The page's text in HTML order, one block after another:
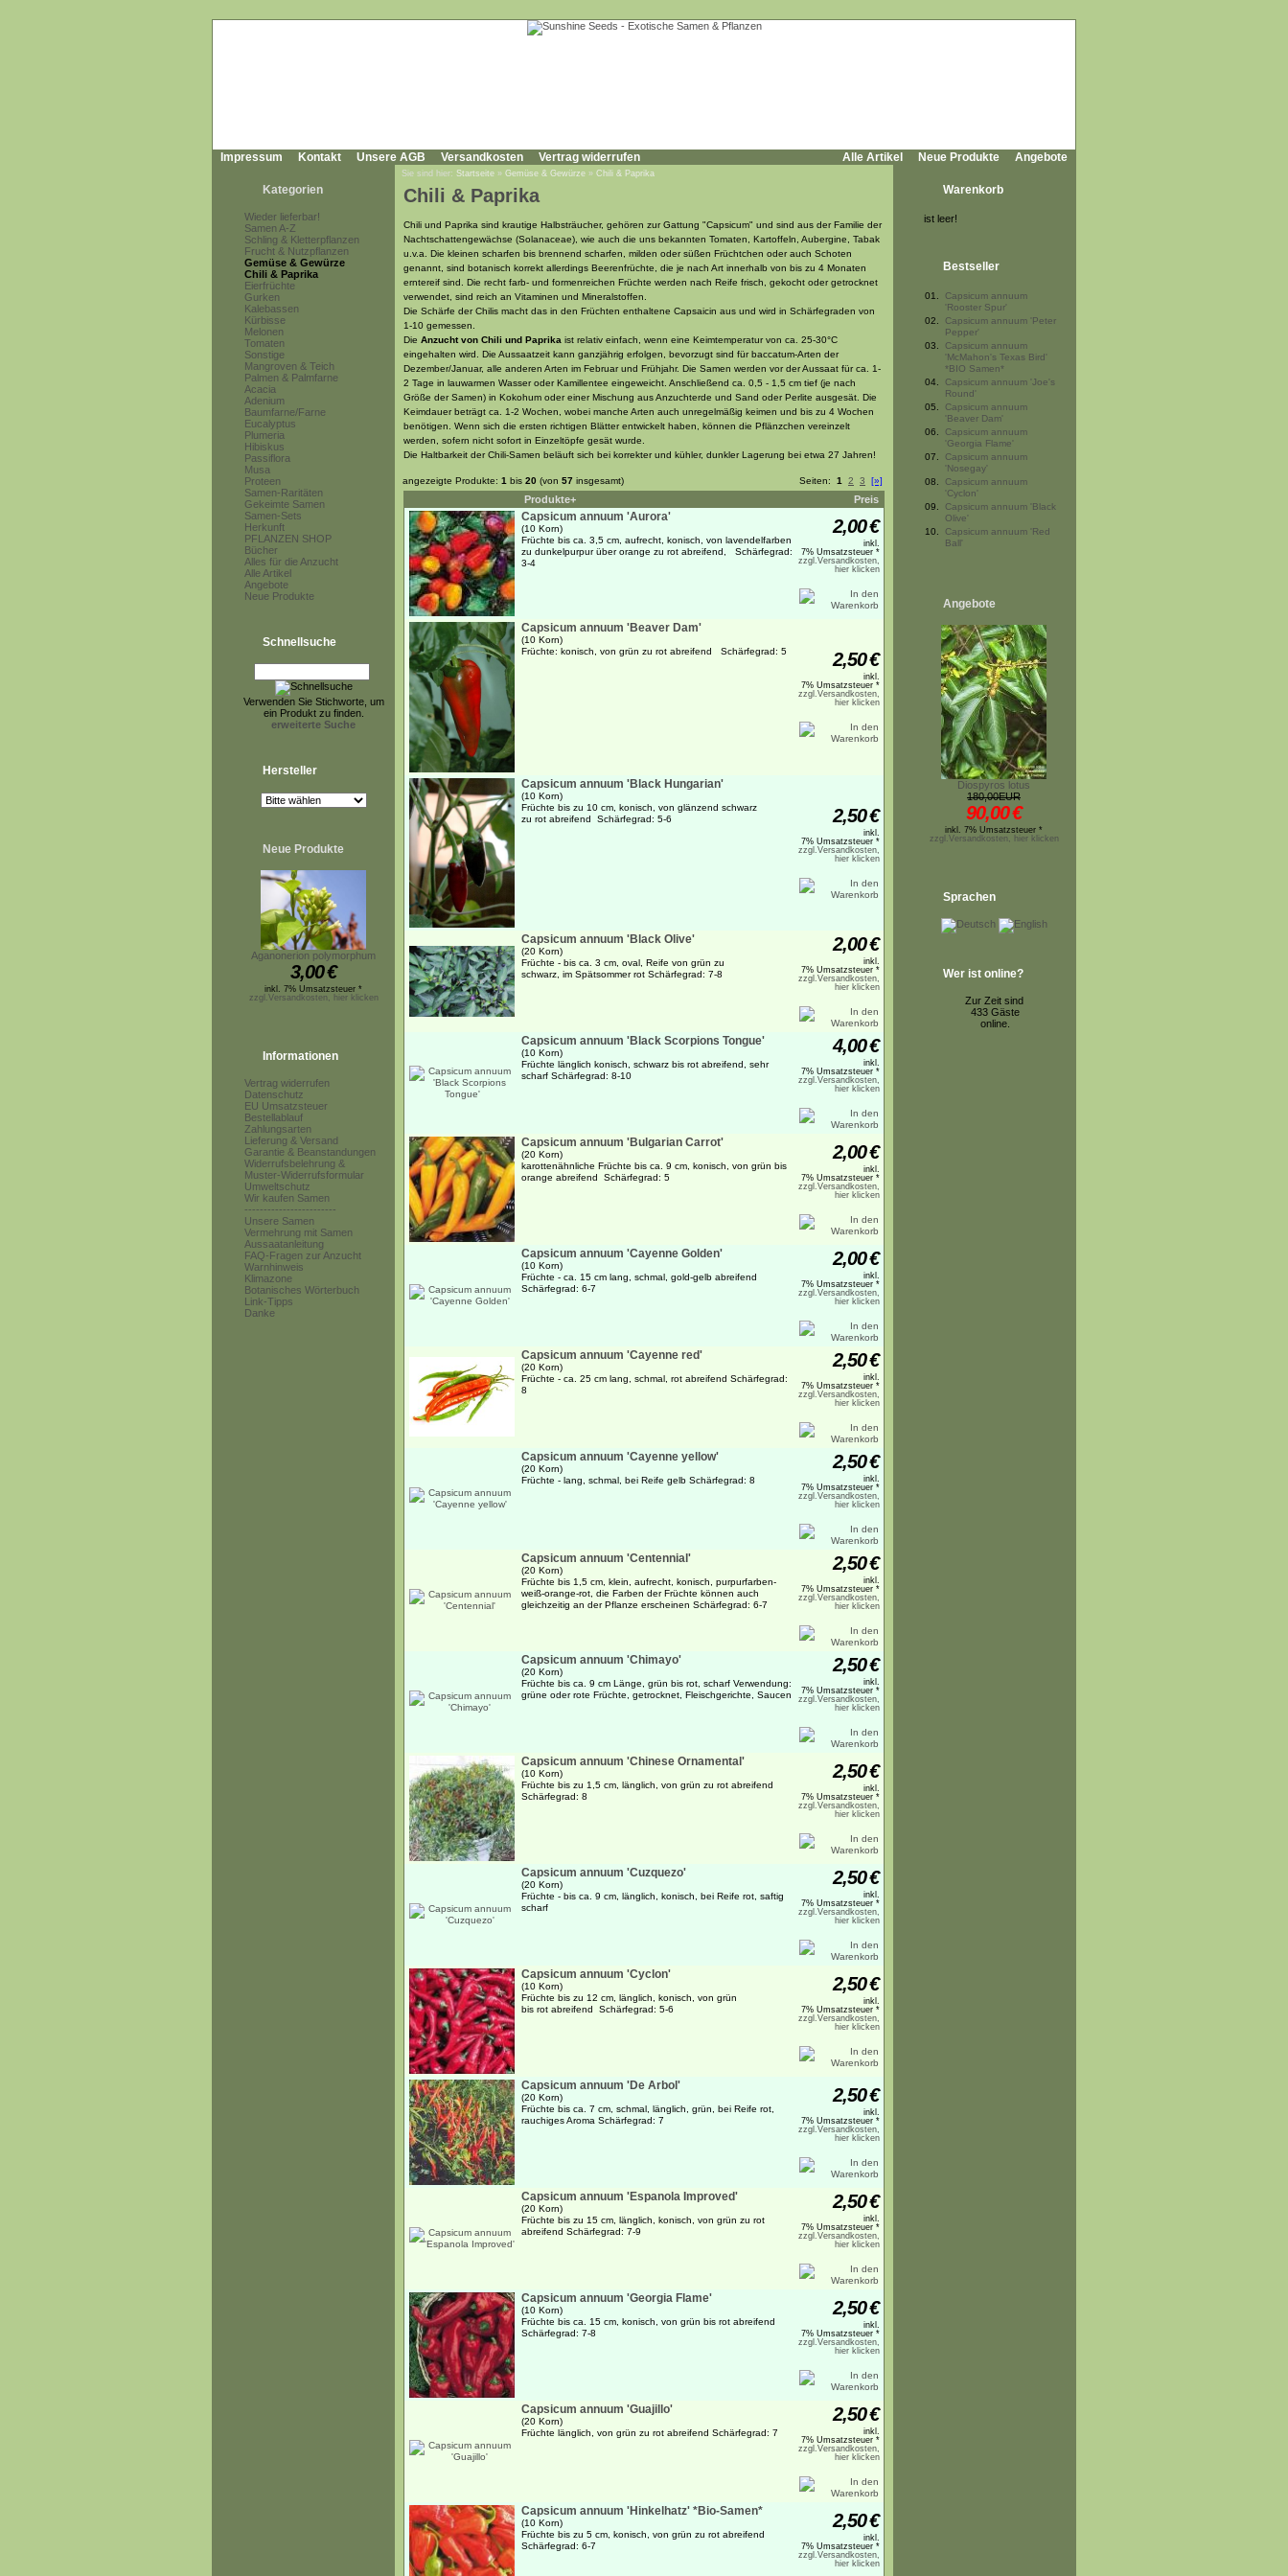
Impressum Kontakt Unsere AGB Versandkosten Vertrag widerrufen Alle Artikel Neue Produkte Angebote
Kategorien
Wieder lieferbar!
Samen A-Z
Schling & Kletterpflanzen
Frucht & Nutzpflanzen
Gemüse & Gewürze
Chili & Paprika
Eierfrüchte
Gurken
Kalebassen
Kürbisse
Melonen
Tomaten
Sonstige
Mangroven & Teich
Palmen & Palmfarne
Acacia
Adenium
Baumfarne/Farne
Eucalyptus
Plumeria
Hibiskus
Passiflora
Musa
Proteen
Samen-Raritäten
Gekeimte Samen
Samen-Sets
Herkunft
PFLANZEN SHOP
Bücher
Alles für die Anzucht
Alle Artikel
Angebote
Neue Produkte
Schnellsuche
Verwenden Sie Stichworte, um
ein Produkt zu finden.
erweiterte Suche
Hersteller
Neue Produkte
Aganonerion polymorphum
3,00€
inkl. 7% Umsatzsteuer *
zzgl.Versandkosten, hier klicken
Informationen
Vertrag widerrufen
Datenschutz
EU Umsatzsteuer
Bestellablauf
Zahlungsarten
Lieferung & Versand
Garantie & Beanstandungen
Widerrufsbelehrung &
Muster-Widerrufsformular
Umweltschutz
Wir kaufen Samen
------------------------
Unsere Samen
Vermehrung mit Samen
Aussaatanleitung
FAQ-Fragen zur Anzucht
Warnhinweis
Klimazone
Botanisches Wörterbuch
Link-Tipps
Danke
Sie sind hier: Startseite » Gemüse & Gewürze » Chili & Paprika
Chili & Paprika
Chili und Paprika sind krautige Halbsträucher, gehören zur Gattung "Capsicum" und sind aus der Familie der
Nachtschattengewächse (Solanaceae), wie auch die uns bekannten Tomaten, Kartoffeln, Aubergine, Tabak
u.v.a. Die kleinen scharfen bis brennend scharfen, milden oder süßen Früchtchen oder auch Schoten
genannt, sind botanisch korrekt allerdings Beerenfrüchte, die je nach Art innerhalb von bis zu 4 Monaten
erntereif sind. Die recht farb- und formenreichen Früchte werden nach Reife frisch, gekocht oder getrocknet
verwendet, sind reich an Vitaminen und Mineralstoffen.
Die Schärfe der Chilis macht das in den Früchten enthaltene Capsaicin aus und wird in Schärfegraden von
1-10 gemessen.
Die Anzucht von Chili und Paprika ist relativ einfach, wenn eine Keimtemperatur von ca. 25-30°C
eingehalten wird. Die Aussaatzeit kann ganzjährig erfolgen, bevorzugt sind für baccatum-Arten der
Dezember/Januar, alle anderen Arten im Februar und Frühjahr. Die Samen werden vor der Aussaat für ca. 1-
2 Tage in lauwarmen Wasser oder Kamillentee eingeweicht. Anschließend ca. 0,5 - 1,5 cm tief (je nach
Größe der Samen) in Kokohum oder einer Mischung aus Anzuchterde und Sand oder Perlite ausgesät. Die
Keimdauer beträgt ca. 1-2 Wochen, wobei manche Arten auch unregelmäßig keimen und bis zu 4 Wochen
benötigen. Wenn sich die ersten richtigen Blätter entwickelt haben, können die Pflänzchen vereinzelt
werden, sofern nicht sofort in Einzeltöpfe gesät wurde.
Die Haltbarkeit der Chili-Samen beläuft sich bei korrekter und kühler, dunkler Lagerung bei etwa 27 Jahren!
angezeigte Produkte: 1 bis 20 (von 57 insgesamt) Seiten: 1 2 3 [»]
Produkte+ Preis
Capsicum annuum 'Aurora'
(10 Korn)
Früchte bis ca. 3,5 cm, aufrecht, konisch, von lavendelfarben
zu dunkelpurpur über orange zu rot abreifend, Schärfegrad:
3-4
2,00€
inkl.
7% Umsatzsteuer *
zzgl.Versandkosten,
hier klicken
Capsicum annuum 'Beaver Dam'
(10 Korn)
Früchte: konisch, von grün zu rot abreifend Schärfegrad: 5
2,50€
inkl.
7% Umsatzsteuer *
zzgl.Versandkosten,
hier klicken
Capsicum annuum 'Black Hungarian'
(10 Korn)
Früchte bis zu 10 cm, konisch, von glänzend schwarz
zu rot abreifend Schärfegrad: 5-6
2,50€
inkl.
7% Umsatzsteuer *
zzgl.Versandkosten,
hier klicken
Capsicum annuum 'Black Olive'
(20 Korn)
Früchte - bis ca. 3 cm, oval, Reife von grün zu
schwarz, im Spätsommer rot Schärfegrad: 7-8
2,00€
inkl.
7% Umsatzsteuer *
zzgl.Versandkosten,
hier klicken
Capsicum annuum 'Black Scorpions Tongue'
(10 Korn)
Früchte länglich konisch, schwarz bis rot abreifend, sehr
scharf Schärfegrad: 8-10
4,00€
inkl.
7% Umsatzsteuer *
zzgl.Versandkosten,
hier klicken
Capsicum annuum 'Bulgarian Carrot'
(20 Korn)
karottenähnliche Früchte bis ca. 9 cm, konisch, von grün bis
orange abreifend Schärfegrad: 5
2,00€
inkl.
7% Umsatzsteuer *
zzgl.Versandkosten,
hier klicken
Capsicum annuum 'Cayenne Golden'
(10 Korn)
Früchte - ca. 15 cm lang, schmal, gold-gelb abreifend
Schärfegrad: 6-7
2,00€
inkl.
7% Umsatzsteuer *
zzgl.Versandkosten,
hier klicken
Capsicum annuum 'Cayenne red'
(20 Korn)
Früchte - ca. 25 cm lang, schmal, rot abreifend Schärfegrad:
8
2,50€
inkl.
7% Umsatzsteuer *
zzgl.Versandkosten,
hier klicken
Capsicum annuum 'Cayenne yellow'
(20 Korn)
Früchte - lang, schmal, bei Reife gelb Schärfegrad: 8
2,50€
inkl.
7% Umsatzsteuer *
zzgl.Versandkosten,
hier klicken
Capsicum annuum 'Centennial'
(20 Korn)
Früchte bis 1,5 cm, klein, aufrecht, konisch, purpurfarben-
weiß-orange-rot, die Farben der Früchte können auch
gleichzeitig an der Pflanze erscheinen Schärfegrad: 6-7
2,50€
inkl.
7% Umsatzsteuer *
zzgl.Versandkosten,
hier klicken
Capsicum annuum 'Chimayo'
(20 Korn)
Früchte bis ca. 9 cm Länge, grün bis rot, scharf Verwendung:
grüne oder rote Früchte, getrocknet, Fleischgerichte, Saucen
2,50€
inkl.
7% Umsatzsteuer *
zzgl.Versandkosten,
hier klicken
Capsicum annuum 'Chinese Ornamental'
(10 Korn)
Früchte bis zu 1,5 cm, länglich, von grün zu rot abreifend
Schärfegrad: 8
2,50€
inkl.
7% Umsatzsteuer *
zzgl.Versandkosten,
hier klicken
Capsicum annuum 'Cuzquezo'
(20 Korn)
Früchte - bis ca. 9 cm, länglich, konisch, bei Reife rot, saftig
scharf
2,50€
inkl.
7% Umsatzsteuer *
zzgl.Versandkosten,
hier klicken
Capsicum annuum 'Cyclon'
(10 Korn)
Früchte bis zu 12 cm, länglich, konisch, von grün
bis rot abreifend Schärfegrad: 5-6
2,50€
inkl.
7% Umsatzsteuer *
zzgl.Versandkosten,
hier klicken
Capsicum annuum 'De Arbol'
(20 Korn)
Früchte bis ca. 7 cm, schmal, länglich, grün, bei Reife rot,
rauchiges Aroma Schärfegrad: 7
2,50€
inkl.
7% Umsatzsteuer *
zzgl.Versandkosten,
hier klicken
Capsicum annuum 'Espanola Improved'
(20 Korn)
Früchte bis zu 15 cm, länglich, konisch, von grün zu rot
abreifend Schärfegrad: 7-9
2,50€
inkl.
7% Umsatzsteuer *
zzgl.Versandkosten,
hier klicken
Capsicum annuum 'Georgia Flame'
(10 Korn)
Früchte bis ca. 15 cm, konisch, von grün bis rot abreifend
Schärfegrad: 7-8
2,50€
inkl.
7% Umsatzsteuer *
zzgl.Versandkosten,
hier klicken
Capsicum annuum 'Guajillo'
(20 Korn)
Früchte länglich, von grün zu rot abreifend Schärfegrad: 7
2,50€
inkl.
7% Umsatzsteuer *
zzgl.Versandkosten,
hier klicken
Capsicum annuum 'Hinkelhatz' *Bio-Samen*
(10 Korn)
Früchte bis zu 5 cm, konisch, von grün zu rot abreifend
Schärfegrad: 6-7
2,50€
inkl.
7% Umsatzsteuer *
zzgl.Versandkosten,
hier klicken
Warenkorb
ist leer!
Bestseller
01.
Capsicum annuum
'Rooster Spur'
02.
Capsicum annuum 'Peter
Pepper'
03.
Capsicum annuum
'McMahon's Texas Bird'
*BIO Samen*
04.
Capsicum annuum 'Joe's
Round'
05.
Capsicum annuum
'Beaver Dam'
06.
Capsicum annuum
'Georgia Flame'
07.
Capsicum annuum
'Nosegay'
08.
Capsicum annuum
'Cyclon'
09.
Capsicum annuum 'Black
Olive'
10.
Capsicum annuum 'Red
Ball'
Angebote
Diospyros lotus
180,00EUR
90,00€
inkl. 7% Umsatzsteuer *
zzgl.Versandkosten, hier klicken
Sprachen
Wer ist online?
Zur Zeit sind
433 Gäste
online.